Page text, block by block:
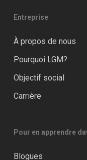
Entreprise
À propos de nous
Pourquoi LGM?
Objectif social
Carrière
Pour en apprendre
Blogues